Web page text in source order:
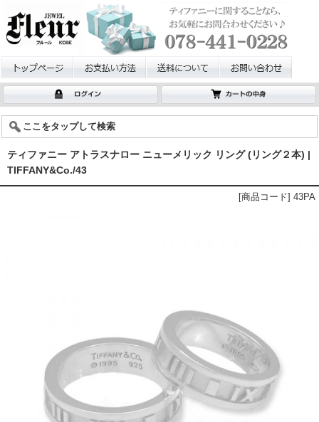
ここをタップして検索
ティファニー アトラスナロー ニューメリック リング (リング２本) |
TIFFANY&Co./43
[商品コード] 43PA